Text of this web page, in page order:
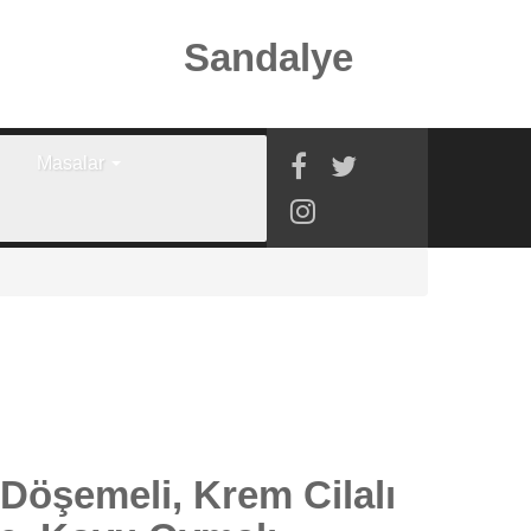
Sandalye
Masalar
Krem Cilalı